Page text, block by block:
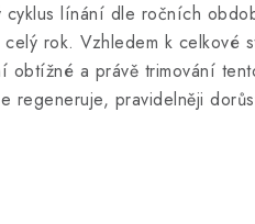
cyklus línání dle ročních
rok. Vzhledem k celkové
obtížné a právě trimování
regeneruje, pravidelněji